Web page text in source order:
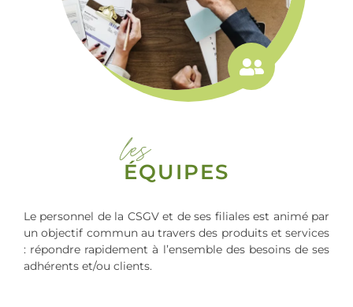
les
ÉQUIPES
Le personnel de la CSGV et de ses filiales est animé par
un objectif commun au travers des produits et services
: répondre rapidement à l’ensemble des besoins de ses
adhérents et/ou clients.